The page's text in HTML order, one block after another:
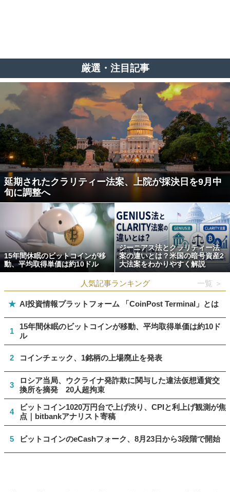
厳選・注目記事
延期されたクラリティー法案、上院が採決日を9月中
旬に調整へ
15年間休眠のビットコインが移
動、平均取得単価は約10ドル
ジーニアス法とクラリティー法
案の違いとは？米国の暗号資産2
大法案をわかりやすく解説
人気記事ランキング 一覧 ＞
★ AI投資情報プラットフォーム 「CoinPost Terminal」とは
1
15年間休眠のビットコインが移動、平均取得単価は約10ド
ル
2 コインチェック、1銘柄の上場廃止を発表
3
ロシア当局、ウクライナ発詐欺に関与した違法仮想通貨交
換所を摘発 20人超拘束
4
ビットコイン1020万円台で上げ渋り、CPIと利上げ観測が焦
点｜bitbankアナリスト寄稿
5 ビットコインのeCashフォーク、8月23日から3段階で開始